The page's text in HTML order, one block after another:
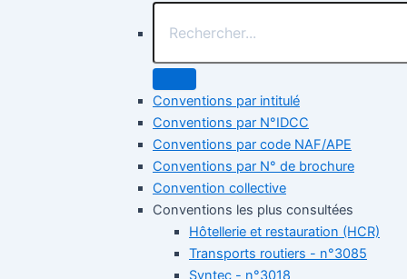
Conventions par intitulé
Conventions par N°IDCC
Conventions par code NAF/APE
Conventions par N° de brochure
Convention collective
Conventions les plus consultées
Hôtellerie et restauration (HCR)
Transports routiers - n°3085
Syntec - n°3018